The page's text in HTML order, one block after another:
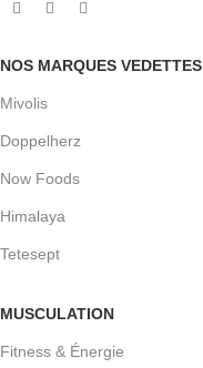
NOS MARQUES VEDETTES
Mivolis
Doppelherz
Now Foods
Himalaya
Tetesept
MUSCULATION
Fitness & Énergie